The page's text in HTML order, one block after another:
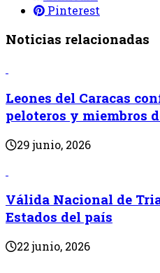
Pinterest
Noticias relacionadas
Leones del Caracas
peloteros y miembros
29 junio, 2026
Válida Nacional de
Estados del país
22 junio, 2026